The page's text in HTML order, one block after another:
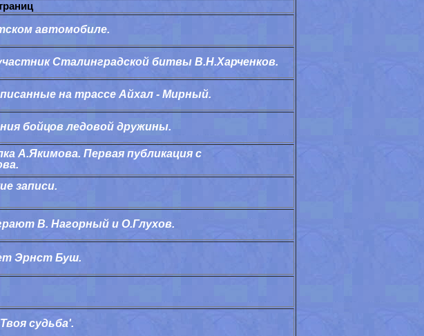
автомобиле.
Сталинградской битвы В.Н.Харченков.
на трассе Айхал - Мирный.
бойцов ледовой дружины.
А.Якимова. Первая публикация с
записи.
В. Нагорный и О.Глухов.
Эрнст Буш.
судьба'.